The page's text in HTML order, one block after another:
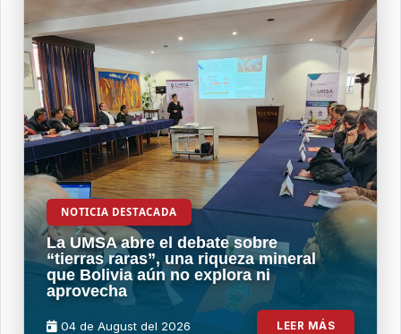
NOTICIA DESTACADA
La UMSA abre el debate sobre
“tierras raras”, una riqueza mineral
que Bolivia aún no explora ni
aprovecha
04 de August del 2026 LEER MÁS